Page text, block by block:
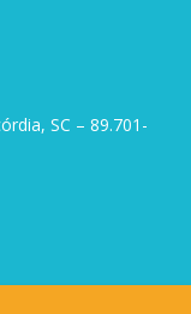
SC – 89.701-